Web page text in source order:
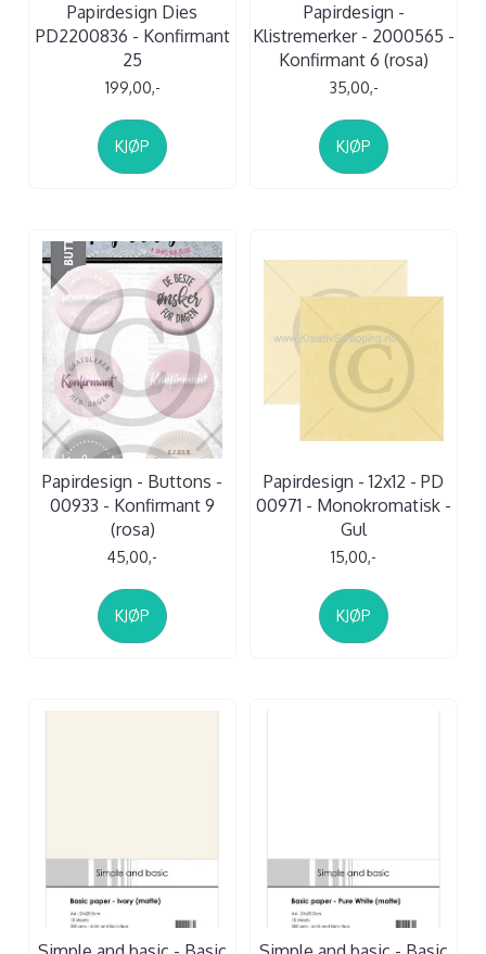
Papirdesign Dies
PD2200836 - Konfirmant
25
199,00,-
KJØP
Papirdesign -
Klistremerker - 2000565 -
Konfirmant 6 (rosa)
35,00,-
KJØP
Papirdesign - Buttons -
00933 - Konfirmant 9
(rosa)
45,00,-
KJØP
Papirdesign - 12x12 - PD
00971 - Monokromatisk -
Gul
15,00,-
KJØP